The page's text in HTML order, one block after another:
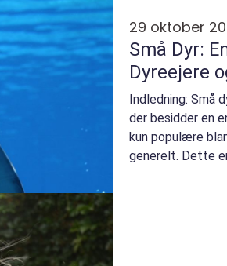
29 oktober
Små Dyr:
Dyreejere
Indledning: Små
der besidder en
kun populære
generelt. Dette